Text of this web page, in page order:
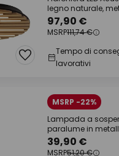
legno naturale,
97,90 €
MSRP111,74 €
Tempo di
lavorativi
MSRP -22%
Lampada a
paralume in
39,90 €
MSRP51,20 €